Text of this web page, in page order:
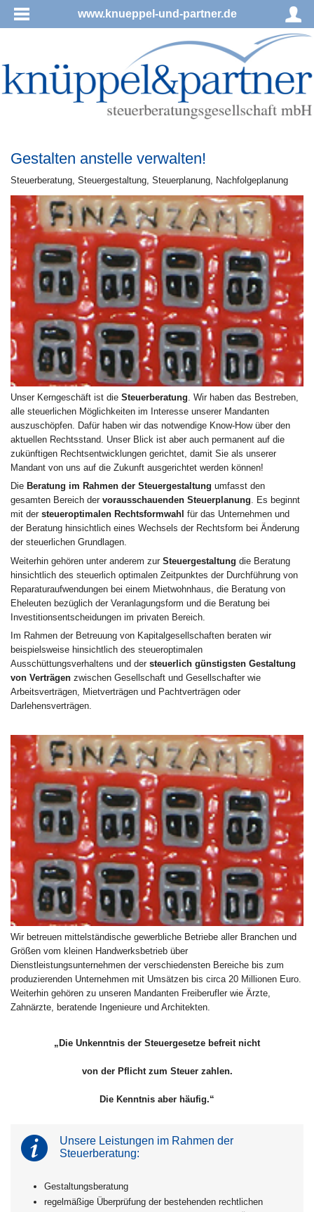
www.knueppel-und-partner.de
Gestalten anstelle verwalten!
Steu­er­be­ra­tung, Steu­er­ge­stal­tung, Steu­er­pla­nung, Nachfolgeplanung
Unser Kerngeschäft ist die Steuerberatung . Wir haben das Bestreben,
alle steuerlichen Möglichkeiten im Interesse unserer Mandanten
auszuschöpfen. Dafür haben wir das notwendige Know-How über den
aktuellen Rechtsstand. Unser Blick ist aber auch permanent auf die
zukünftigen Rechtsentwicklungen gerichtet, damit Sie als unserer
Mandant von uns auf die Zukunft ausgerichtet werden können!
Die Beratung im Rahmen der Steuergestaltung umfasst den
gesamten Bereich der vorausschauenden Steuerplanung. Es beginnt
mit der steueroptimalen Rechtsformwahl für das Unternehmen und
der Beratung hinsichtlich eines Wechsels der Rechtsform bei Änderung
der steuerlichen Grundlagen.
Weiterhin gehören unter anderem zur Steuergestaltung die Beratung
hinsichtlich des steuerlich optimalen Zeitpunktes der Durchführung von
Reparaturaufwendungen bei einem Mietwohnhaus, die Beratung von
Eheleuten bezüglich der Veranlagungsform und die Beratung bei
Investitionsentscheidungen im privaten Bereich.
Im Rahmen der Betreuung von Kapitalgesellschaften beraten wir
beispielsweise hinsichtlich des steueroptimalen
Ausschüttungsverhaltens und der steuerlich günstigsten Gestaltung
von Verträgen zwischen Gesellschaft und Gesellschafter wie
Arbeitsverträgen, Mietverträgen und Pachtverträgen oder
Darlehensverträgen.
Wir betreuen mittelständische gewerbliche Betriebe aller Branchen und
Größen vom kleinen Handwerksbetrieb über
Dienstleistungsunternehmen der verschiedensten Bereiche bis zum
produzierenden Unternehmen mit Umsätzen bis circa 20 Millionen Euro.
Weiterhin gehören zu unseren Mandanten Freiberufler wie Ärzte,
Zahnärzte, beratende Ingenieure und Architekten.
„Die Unkenntnis der Steuergesetze befreit nicht
von der Pflicht zum Steuer zahlen.
Die Kenntnis aber häufig.“
Unsere Leistungen im Rahmen der
Steuerberatung:
Gestaltungsberatung
regelmäßige Überprüfung der bestehenden rechtlichen